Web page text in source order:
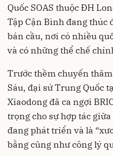
Quốc SOAS thuộc ĐH
Tập Cận Bình đang thúc
bán cầu, nơi có nhiều
và có những thể chế
Trước thềm chuyến
Sáu, đại sứ Trung Quốc
Xiaodong đã ca ngợi
trọng cho sự hợp tác
đang phát triển và là
bằng cũng như công lý